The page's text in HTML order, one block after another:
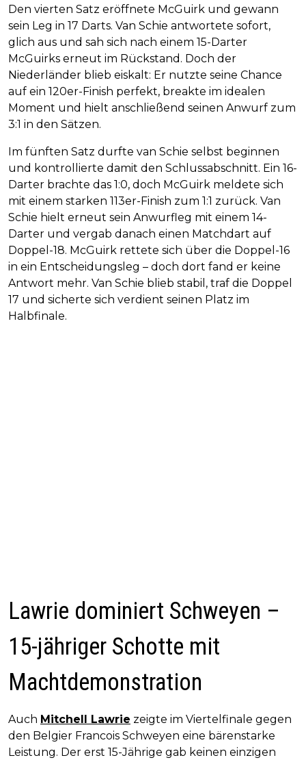
Den vierten Satz eröffnete McGuirk und gewann
sein Leg in 17 Darts. Van Schie antwortete sofort,
glich aus und sah sich nach einem 15-Darter
McGuirks erneut im Rückstand. Doch der
Niederländer blieb eiskalt: Er nutzte seine Chance
auf ein 120er-Finish perfekt, breakte im idealen
Moment und hielt anschließend seinen Anwurf zum
3:1 in den Sätzen.
Im fünften Satz durfte van Schie selbst beginnen
und kontrollierte damit den Schlussabschnitt. Ein 16-
Darter brachte das 1:0, doch McGuirk meldete sich
mit einem starken 113er-Finish zum 1:1 zurück. Van
Schie hielt erneut sein Anwurfleg mit einem 14-
Darter und vergab danach einen Matchdart auf
Doppel-18. McGuirk rettete sich über die Doppel-16
in ein Entscheidungsleg – doch dort fand er keine
Antwort mehr. Van Schie blieb stabil, traf die Doppel
17 und sicherte sich verdient seinen Platz im
Halbfinale.
Lawrie dominiert Schweyen –
15-jähriger Schotte mit
Machtdemonstration
Auch Mitchell Lawrie zeigte im Viertelfinale gegen
den Belgier Francois Schweyen eine bärenstarke
Leistung. Der erst 15-Jährige gab keinen einzigen